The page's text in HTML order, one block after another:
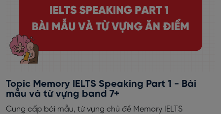
Topic Memory IELTS Speaking Part 1 - Bài
mẫu và từ vựng band 7+
Cung cấp bài mẫu, từ vựng chủ đề Memory IELTS